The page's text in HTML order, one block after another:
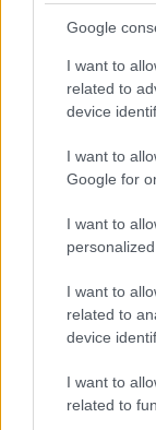
Google
I want to
related to
device
I want to
Google for
I want to
I want to
related to
device
I want to
related to
La crisis
POLÍTICA
Cómo la